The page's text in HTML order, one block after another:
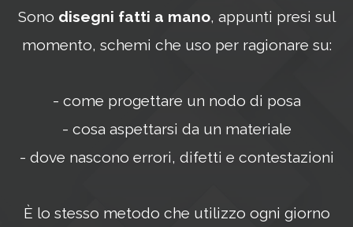
Sono disegni fatti a mano, appunti presi sul
momento, schemi che uso per ragionare su:
- come progettare un nodo di posa
- cosa aspettarsi da un materiale
- dove nascono errori, difetti e contestazioni
È lo stesso metodo che utilizzo ogni giorno